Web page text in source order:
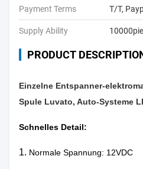
Payment Terms T/T,
Supply Ability
PRODUCT
Einzelne Entspanner-
Spule Luvato, Auto-Systeme
Schnelles Detail:
1. Normale Spannung: 12VDC